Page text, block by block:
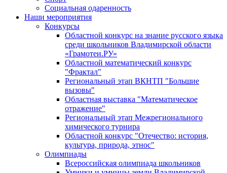
Социальная одаренность
Наши мероприятия
Конкурсы
Областной конкурс на знание русского языка
среди школьников Владимирской области
«Грамотеи.РУ»
Областной математический конкурс
"Фрактал"
Региональный этап ВКНТП "Большие
вызовы"
Областная выставка "Математическое
отражение"
Региональный этап Межрегионального
химического турнира
Областной конкурс "Отечество: история,
культура, природа, этнос"
Олимпиады
Всероссийская олимпиада школьников